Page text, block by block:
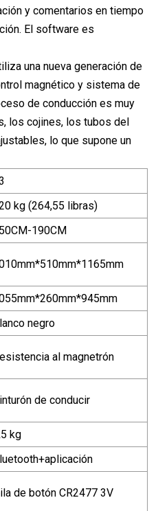
y comentarios en tiempo
El software es
una nueva generación de
magnético y sistema de
de conducción es muy
los cojines, los tubos del
lo que supone un
kg (264,55 libras)
190CM
negro
al magnetrón
de conducir
kg
de botón CR2477 3V